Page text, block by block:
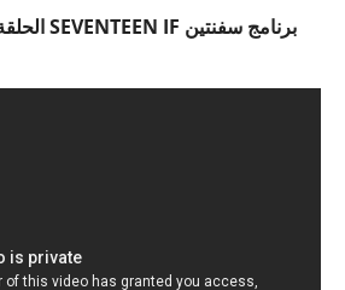
برنامج سفنتين SEVENTEEN IF الحلقة 9 مترجمة للعربية